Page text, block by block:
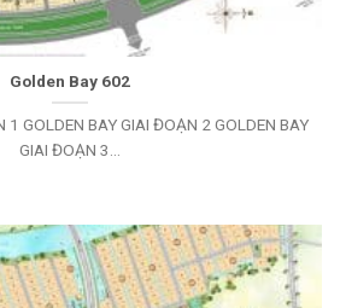
Golden Bay 602
1 GOLDEN BAY GIAI ĐOẠN 2 GOLDEN BAY
GIAI ĐOẠN 3...